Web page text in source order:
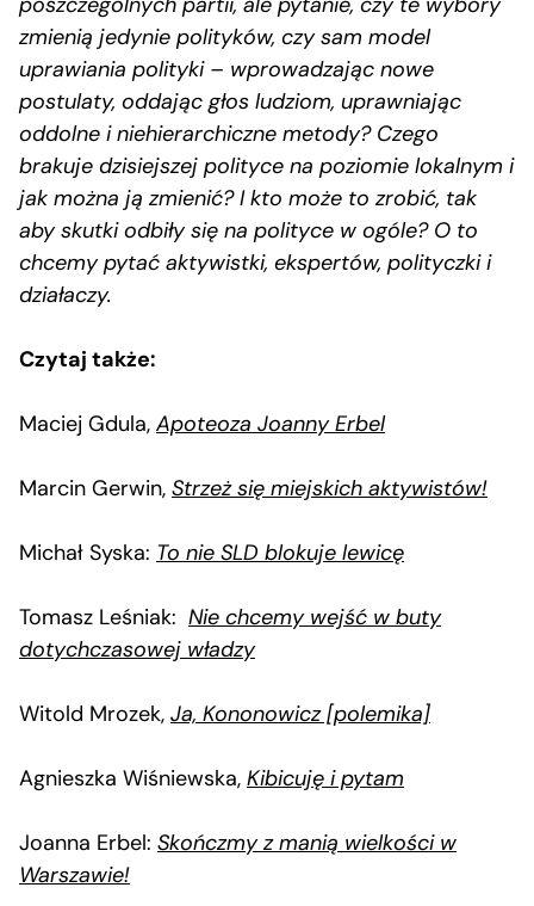
zmienią jedynie polityków, czy sam model
uprawiania polityki – wprowadzając nowe
postulaty, oddając głos ludziom, uprawniając
oddolne i niehierarchiczne metody? Czego
brakuje dzisiejszej polityce na poziomie lokalnym i
jak można ją zmienić? I kto może to zrobić, tak
aby skutki odbiły się na polityce w ogóle? O to
chcemy pytać aktywistki, ekspertów, polityczki i
działaczy.
Czytaj także:
Maciej Gdula, Apoteoza Joanny Erbel
Marcin Gerwin, Strzeż się miejskich aktywistów!
Michał Syska: To nie SLD blokuje lewicę
Tomasz Leśniak: Nie chcemy wejść w buty
dotychczasowej władzy
Witold Mrozek, Ja, Kononowicz [polemika]
Agnieszka Wiśniewska, Kibicuję i pytam
Joanna Erbel: Skończmy z manią wielkości w
Warszawie!